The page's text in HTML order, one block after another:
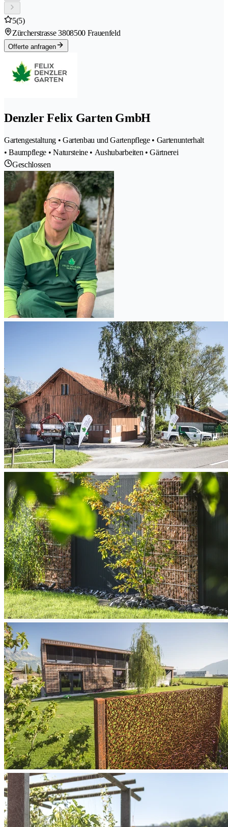
5(5)
Zürcherstrasse 3808500 Frauenfeld
Offerte anfragen
Denzler Felix Garten GmbH
Gartengestaltung • Gartenbau und Gartenpflege • Gartenunterhalt
• Baumpflege • Natursteine • Aushubarbeiten • Gärtnerei
Geschlossen